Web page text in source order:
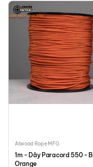
Atwood Rope MFG
1m - Dây Paracord 550 -
Orange